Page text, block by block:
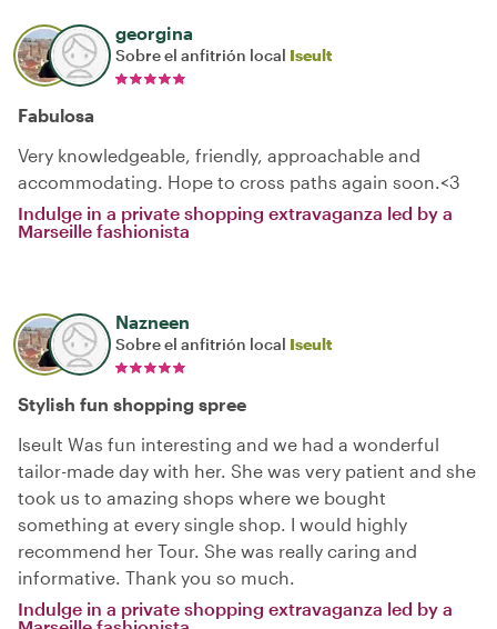
georgina
Sobre el anfitrión local Iseult
Fabulosa
Very knowledgeable, friendly, approachable and
accommodating. Hope to cross paths again soon.<3
Indulge in a private shopping extravaganza led by a
Marseille fashionista
Nazneen
Sobre el anfitrión local Iseult
Stylish fun shopping spree
Iseult Was fun interesting and we had a wonderful
tailor-made day with her. She was very patient and she
took us to amazing shops where we bought
something at every single shop. I would highly
recommend her Tour. She was really caring and
informative. Thank you so much.
Indulge in a private shopping extravaganza led by a